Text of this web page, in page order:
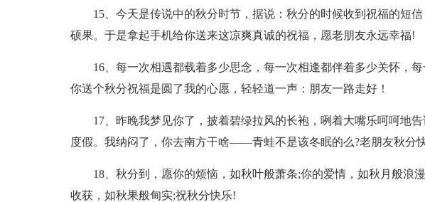
15、今天是传说中的秋分时节，据说：秋分的时候收到祝福的短
硕果。于是拿起手机给你送来这凉爽真诚的祝福，愿老朋友永远幸福!
16、每一次相遇都载着多少思念，每一次相逢都伴着多少关怀，
你送个秋分祝福是圆了我的心愿，轻轻道一声：朋友一路走好！
17、昨晚我梦见你了，披着碧绿拉风的长袍，咧着大嘴乐呵呵地
度假。我纳闷了，你去南方干啥——青蛙不是该冬眠的么?老朋友秋分
18、秋分到，愿你的烦恼，如秋叶般萧条;你的爱情，如秋月般浪
收获，如秋果般甸实;祝秋分快乐!